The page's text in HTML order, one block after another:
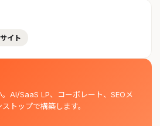
イト
AI/SaaS LP、コーポレート、SEOメ
トップで構築します。